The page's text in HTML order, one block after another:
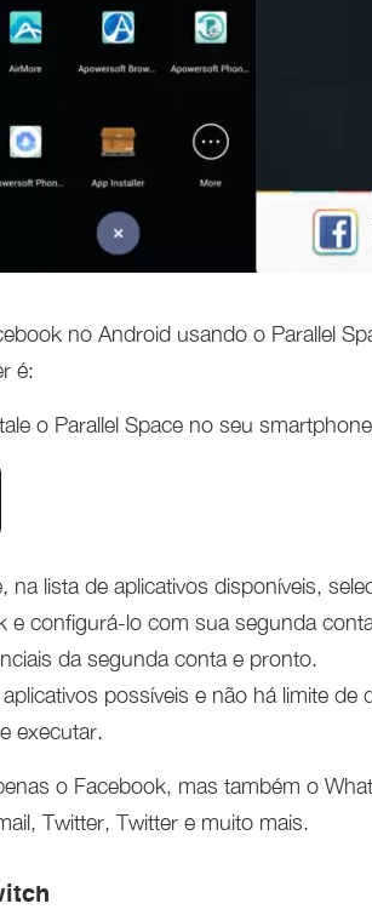
no Android usando o Parallel
é:
o Parallel Space no seu
na lista de aplicativos disponíveis,
e configurá-lo com sua segunda
da segunda conta e pronto.
possíveis e não há limite de
executar.
o Facebook, mas também o
Twitter, Twitter e muito mais.